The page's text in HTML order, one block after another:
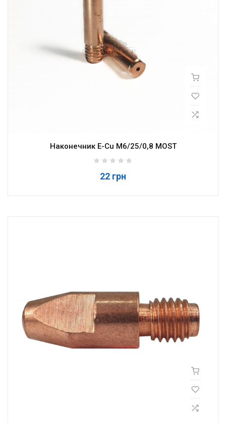
Наконечник E-Cu M6/25/0,8 MOST
22 грн